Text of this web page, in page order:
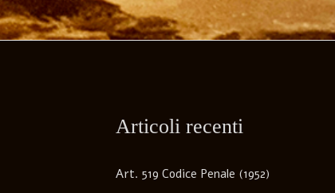
Articoli recenti
Art. 519 Codice Penale (1952)